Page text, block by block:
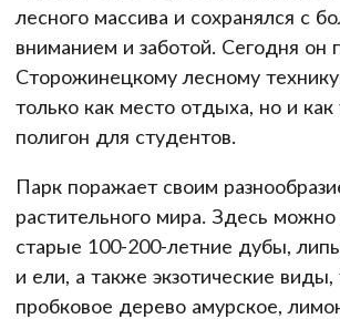
лесного массива и сохранялся с
вниманием и заботой. Сегодня он
Сторожинецкому лесному
только как место отдыха, но и
полигон для студентов.
Парк поражает своим
растительного мира. Здесь можно
старые 100-200-летние дубы,
и ели, а также экзотические виды,
пробковое дерево амурское,